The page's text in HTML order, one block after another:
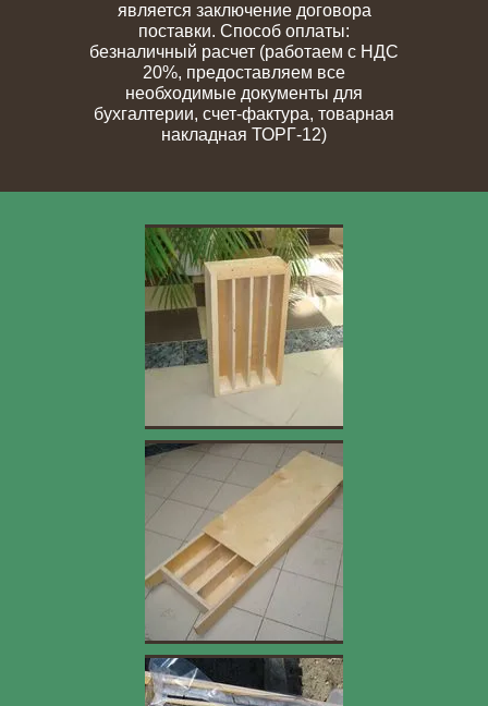
является заключение договора
поставки. Способ оплаты:
безналичный расчет (работаем с НДС
20%, предоставляем все
необходимые документы для
бухгалтерии, счет-фактура, товарная
накладная ТОРГ-12)